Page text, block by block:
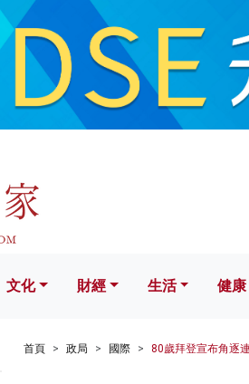
財經 生活 健康
文化 財經 生活 健康
首頁 政局 國際 80歲拜登宣布角逐